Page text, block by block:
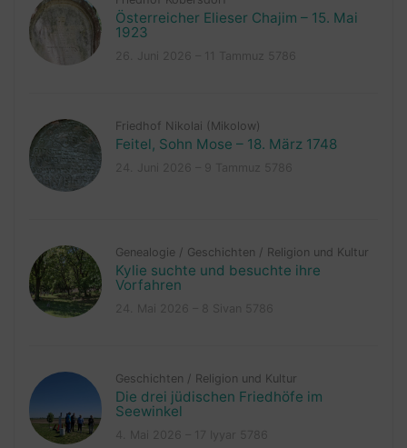
Österreicher Elieser Chajim – 15. Mai
1923
Friedhof Nikolai (Mikolow)
Feitel, Sohn Mose – 18. März 1748
Genealogie / Geschichten / Religion und Kultur
Kylie suchte und besuchte ihre
Vorfahren
Geschichten / Religion und Kultur
Die drei jüdischen Friedhöfe im
Seewinkel